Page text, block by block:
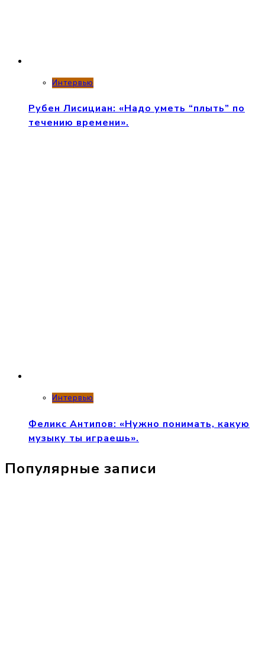
Интервью
Рубен Лисициан: «Надо уметь “плыть” по
течению времени».
Интервью
Феликс Антипов: «Нужно понимать, какую
музыку ты играешь».
Популярные записи